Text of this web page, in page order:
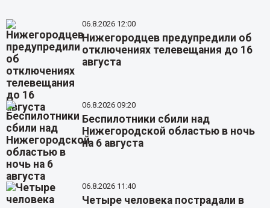
06.8.2026 12:00
Нижегородцев предупредили об
отключениях телевещания до 16
августа
06.8.2026 09:20
Беспилотники сбили над
Нижегородской областью в ночь
на 6 августа
06.8.2026 11:40
Четыре человека пострадали в